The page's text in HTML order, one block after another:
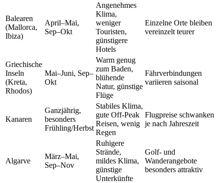
Balearen
(Mallorca,
Ibiza)
April–Mai,
Sep–Okt
Angenehmes
Klima,
weniger
Touristen,
günstigere
Hotels
Einzelne Orte bleiben
vereinzelt teurer
Griechische
Inseln
(Kreta,
Rhodos)
Mai–Juni, Sep–
Okt
Warm genug
zum Baden,
blühende
Natur, günstige
Flüge
Fährverbindungen
variieren saisonal
Kanaren
Ganzjährig,
besonders
Frühling/Herbst
Stabiles Klima,
gute Off-Peak
Reisen, wenig
Regen
Flugpreise schwanken
je nach Jahreszeit
Algarve
März–Mai,
Sep–Nov
Ruhigere
Strände,
mildes Klima,
günstige
Unterkünfte
Golf- und
Wanderangebote
besonders attraktiv